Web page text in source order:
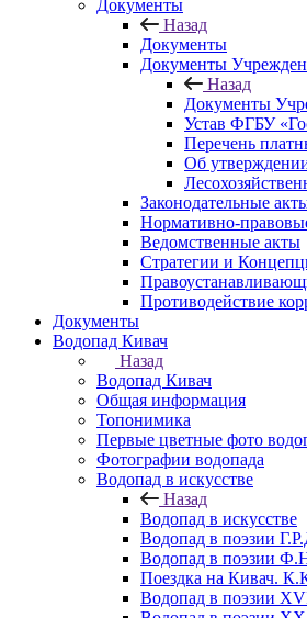
Документы
Назад
Документы
Документы
Назад
Документы
Устав ФГБУ
Перечень
Об
Законодательные
Нормативно-
Ведомственные акты
Стратегии и
Противодействие
Документы
Водопад Кивач
Назад
Водопад Кивач
Общая информация
Топонимика
Первые цветные фото
Фотографии водопада
Водопад в искусстве
Назад
Водопад в искусстве
Водопад в поэзии
Водопад в поэзии
Поездка на Кивач.
Водопад в поэзии